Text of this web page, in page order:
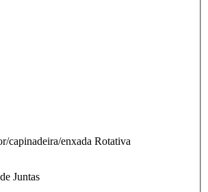
capinadeira/enxada Rotativa
Juntas